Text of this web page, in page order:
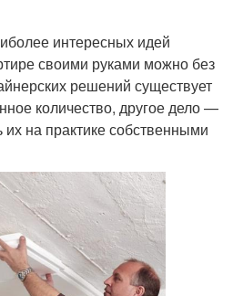
интересных идей
своими руками можно без
решений существует
количество, другое дело —
их на практике собственными